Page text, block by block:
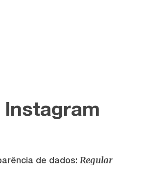
de dados: Regular
Instagram